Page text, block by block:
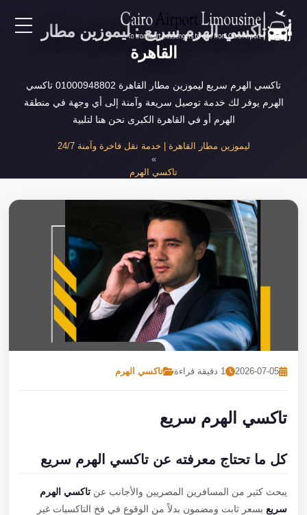
EN
AR
خدمات المطار
نحن
تاكسي الهرم سريع : ليموزين مطار
القاهرة
تاكسي الهرم سريع ليموزين مطار القاهرة 01000948802 تاكسي
الهرم يوفر لك خدمة توصيل سريعة وآمنة إلى أي وجهة في منطقة
الهرم أو في القاهرة الكبرى نحن هنا لتلبية
ليموزين مطار القاهرة | خدمة نقل فاخرة وآمنة 24/7
تاكسي الهرم
تاكسي الهرم سريع
2026-07-05 1 دقيقة قراءة تاكسي الهرم
تاكسي الهرم سريع
كل ما تحتاج معرفته عن تاكسي الهرم سريع
يبحث كثير من المسافرين المصريين والأجانب عنتاكسي الهرم
سريع بسعر ثابت ومضمون بدلاً من الوقوع في فخ التاكسيات غير